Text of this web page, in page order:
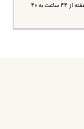
عضو کمیسیون اجتماعی مجلس گفت: ساعات کاری در هفته از ۴۴ ساعت به ۴۰